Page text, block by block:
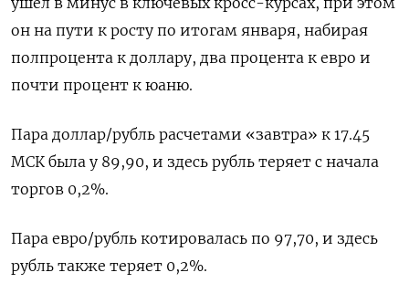
он на пути к росту по итогам января, набирая
полпроцента к доллару, два процента к евро и
почти процент к юаню.
Пара доллар/рубль расчетами «завтра» к 17.45
МСК была у 89,90, и здесь рубль теряет с начала
торгов 0,2%.
Пара евро/рубль котировалась по 97,70, и здесь
рубль также теряет 0,2%.